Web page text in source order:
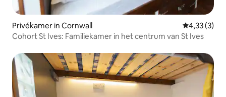
Privékamer in Cornwall
4,33 (3)
Cohort St Ives: Familiekamer in het centrum van St Ives